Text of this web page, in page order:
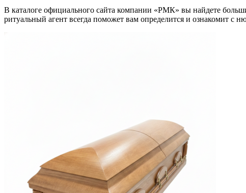
В каталоге официального сайта компании «РМК» вы найдете
ритуальный агент всегда поможет вам определится и ознакомит с